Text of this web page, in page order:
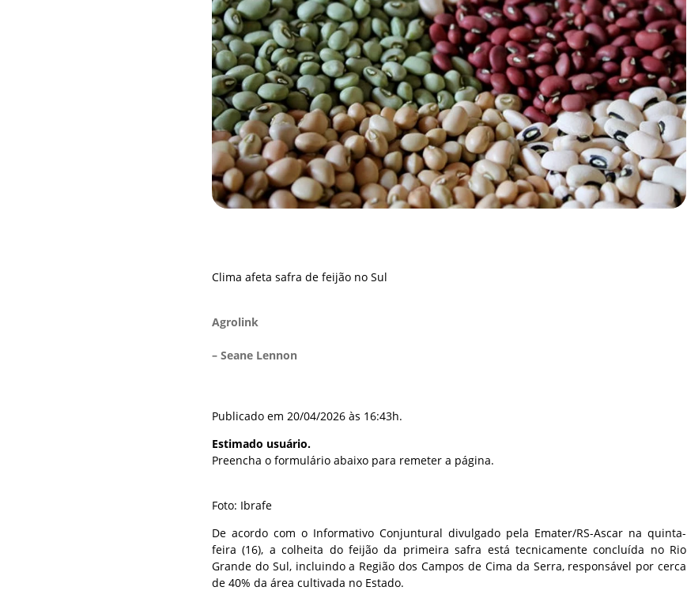
Clima afeta safra de feijão no Sul
Agrolink
– Seane Lennon
Publicado em 20/04/2026 às 16:43h.
Estimado usuário.
Preencha o formulário abaixo para remeter a página.
Foto: Ibrafe
De acordo com o Informativo Conjuntural divulgado pela Emater/RS-Ascar na quinta-
feira (16), a colheita do feijão da primeira safra está tecnicamente concluída no Rio
Grande do Sul, incluindo a Região dos Campos de Cima da Serra, responsável por cerca
de 40% da área cultivada no Estado.